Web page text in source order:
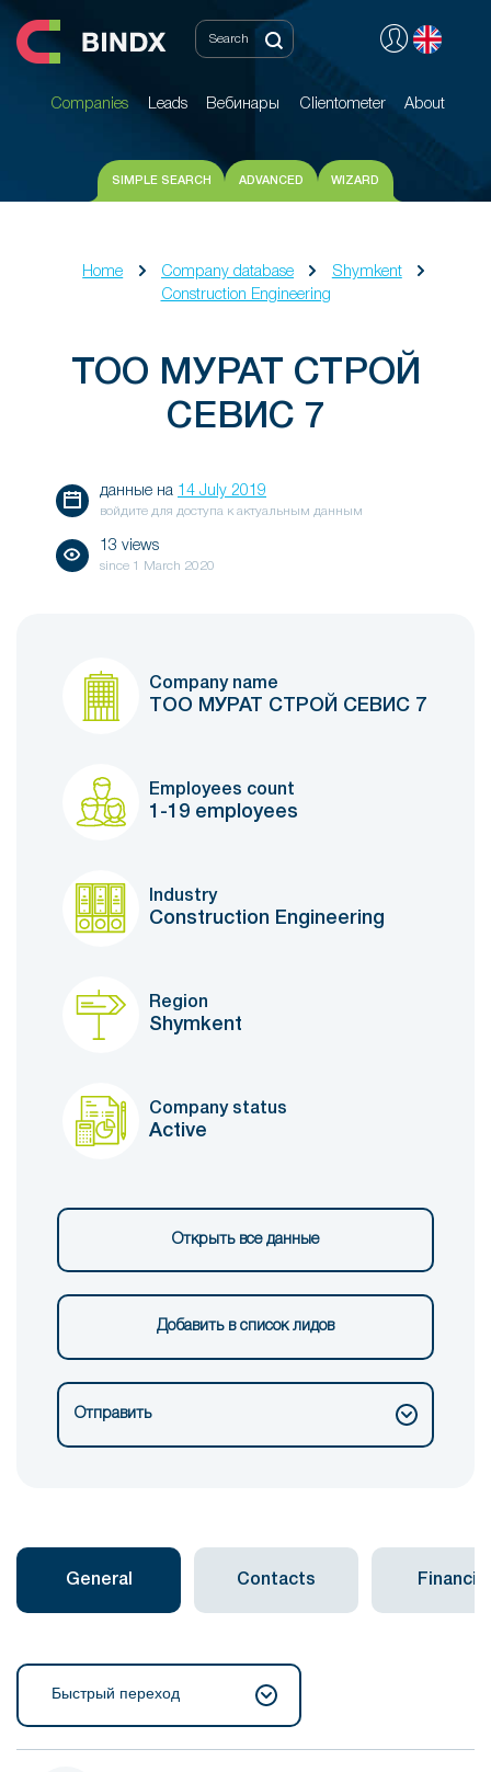
Companies Leads Вебинары Clientometer About
Companies Leads Вебинары Clientometer About
SIMPLE SEARCH ADVANCED WIZARD
Home Company database
Shymkent
Construction Engineering
ТОО МУРАТ СТРОЙ
СЕВИС 7
данные на 14 July 2019
войдите для доступа к актуальным данным
13 views
since 1 March 2020
Company name
ТОО МУРАТ СТРОЙ СЕВИС 7
Employees count
1-19 employees
Industry
Construction Engineering
Region
Shymkent
Company status
Active
Открыть все данные
Добавить в список лидов
Отправить
General Contacts Financial
Быстрый переход